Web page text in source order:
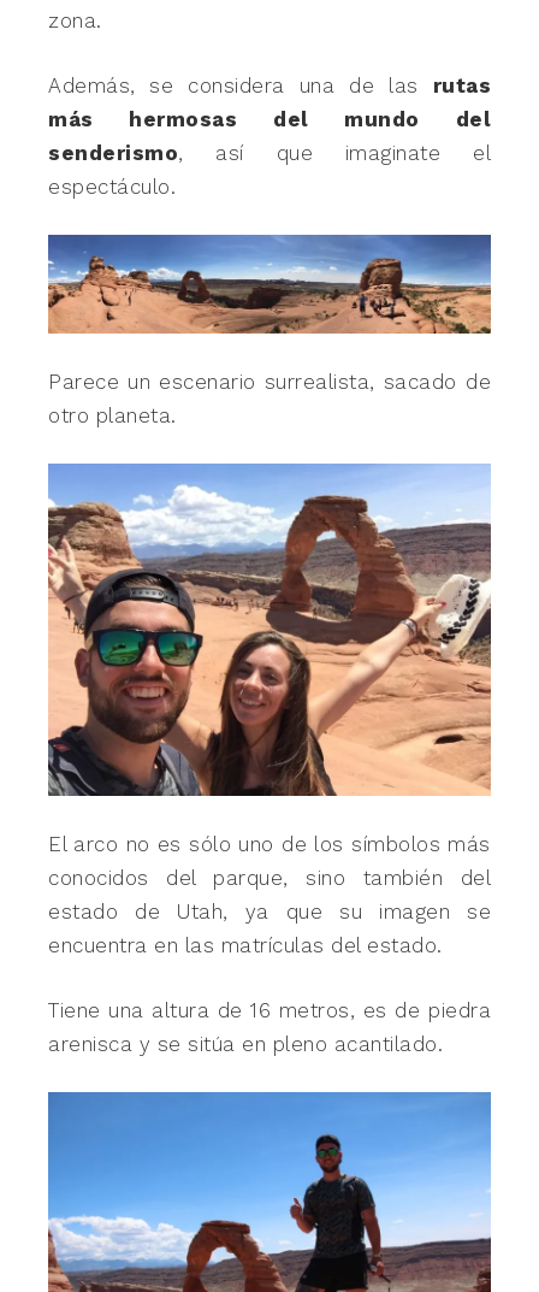
zona.
Además, se considera una de las rutas
más hermosas del mundo del
senderismo, así que imaginate el
espectáculo.
Parece un escenario surrealista, sacado de
otro planeta.
El arco no es sólo uno de los símbolos más
conocidos del parque, sino también del
estado de Utah, ya que su imagen se
encuentra en las matrículas del estado.
Tiene una altura de 16 metros, es de piedra
arenisca y se sitúa en pleno acantilado.